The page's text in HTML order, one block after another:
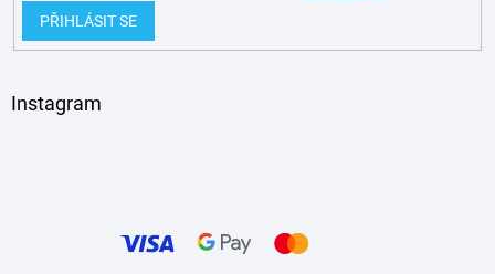
PŘIHLÁSIT SE
Instagram